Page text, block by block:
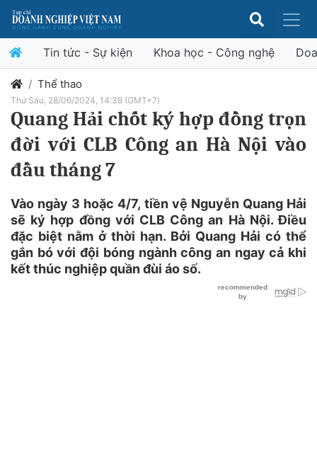
Tin tức - Sự kiện Khoa học - Công nghệ
Thể thao
Thứ Sáu, 28/06/2024, 14:38 (GMT+7)
Quang Hải chốt ký hợp đồng trọn
đời với CLB Công an Hà Nội vào
đầu tháng 7
Vào ngày 3 hoặc 4/7, tiền vệ Nguyễn Quang Hải
sẽ ký hợp đồng với CLB Công an Hà Nội. Điều
đặc biệt nằm ở thời hạn. Bởi Quang Hải có thể
gắn bó với đội bóng ngành công an ngay cả khi
kết thúc nghiệp quần đùi áo số.